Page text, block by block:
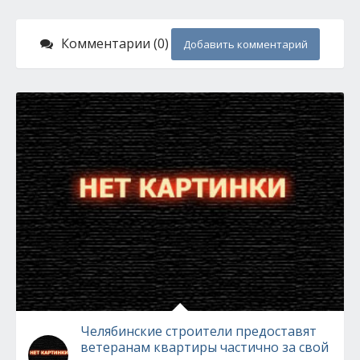
Комментарии (0) Добавить комментарий
Челябинские строители предоставят
ветеранам квартиры частично за свой